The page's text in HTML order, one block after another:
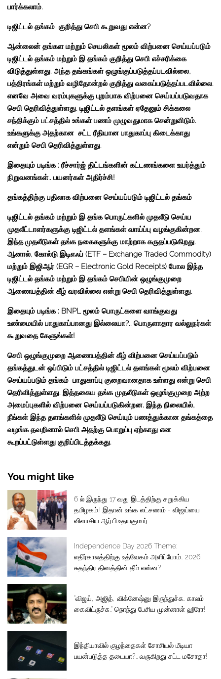
பார்க்கலாம்.
டிஜிட்டல் தங்கம் குறித்து செபி கூறுவது என்ன?
ஆன்லைன் தங்கள மற்றும் செயலிகள் மூலம் விற்பனை செய்யப்படும்
டிஜிட்டல் தங்கம் மற்றும் இ தங்கம் குறித்து செபி எச்சரிக்கை
விடுத்துள்ளது. அந்த தங்கங்கள் ஒழுங்குப்படுத்தப்படவில்லை,
பத்திரங்கள் மற்றும் வழிதோன்றல் குறித்து வகைப்படுத்தப்படவில்லை.
எனவே அவை வரம்புகளுக்கு புறம்பாக விற்பனை செய்யப்படுவதாக
செபி தெரிவித்துள்ளது. டிஜிட்டல் தளங்கள் ஏதேனும் சிக்கலை
சந்திக்கும் பட்சத்தில் உங்கள் பணம் முழுவதுமாக சென்றுவிடும்.
உங்களுக்கு அதற்கான சட்ட ரீதியான பாதுகாப்பு கிடைக்காது
என்றும் செபி தெரிவித்துள்ளது.
இதையும் படிங்க : ரீச்சார்ஜ் திட்டங்களின் கட்டணங்களை உயர்த்தும்
நிறுவனங்கள்.. பயனர்கள் அதிர்ச்சி!
தங்கத்திற்கு பதிலாக விற்பனை செய்யப்படும் டிஜிட்டல் தங்கம்
டிஜிட்டல் தங்கம் மற்றும் இ தங்க பொருட்களில் முதலீடு செய்ய
முதலீட்டாளர்களுக்கு டிஜிட்டல் தளங்கள் வாய்ப்பு வழங்குகின்றன.
இந்த முதலீடுகள் தங்க நகைகளுக்கு மாற்றாக கருதப்படுகிறது.
ஆனால், கோல்டு இடிஎஃப் (ETF – Exchange Traded Commodity)
மற்றும் இஜிஆர் (EGR – Electronic Gold Receipts) போல இந்த
டிஜிட்டல் தங்கம் மற்றும் இ தங்கம் செபியின் ஒழுங்குமுறை
ஆணையத்தின் கீழ் வரவில்லை என்று செபி தெரிவித்துள்ளது.
இதையும் படிங்க : BNPL மூலம் பொருட்களை வாங்குவது
உண்மையில் பாதுகாப்பானது இல்லையா?.. பொருளாதார வல்லுநர்கள்
கூறுவதை கேளுங்கள்!
செபி ஒழுங்குமுறை ஆணையத்தின் கீழ் விற்பனை செய்யப்படும்
தங்கத்துடன் ஒப்பிடும் பட்சத்தில் டிஜிட்டல் தளங்கள் மூலம் விற்பனை
செய்யப்படும் தங்கம் பாதுகாப்பு குறைவானதாக உள்ளது என்று செபி
தெரிவித்துள்ளது. இத்தகைய தங்க முதலீடுகள் ஒழுங்குமுறை அற்ற
அமைப்புகளில் விற்பனை செய்யப்படுகின்றன. இந்த நிலையில்,
நீங்கள் இந்த தளங்களில் முதலீடு செய்யும் பணத்துக்கான தங்கத்தை
வழங்க தவறினால் செபி அதற்கு பொறுப்பு ஏற்காது என
கூறப்பட்டுள்ளது குறிப்பிடத்தக்கது.
You might like
6 ல் இருந்து 17 வது இடத்திற்கு சறுக்கிய
தமிழகம்.! இதான் உங்க லட்சணம் - விஜய்யை
விளாசிய ஆர்.பி.உதயகுமார்
Independence Day 2026 Theme:
எதிர்காலத்திற்கு உத்வேகம் அளிப்போம்.. 2026
சுதந்திர தினத்தின் தீம் என்ன?
"விஜய், அஜித், விக்னேஷ்னு இருந்துச்சு.. காலம்
கைவிட்ருச்சு.." நொந்து பேசிய முன்னாள் ஹீரோ!
இந்தியாவில் குழந்தைகள் சோசியல் மீடியா
பயன்படுத்த தடையா?.. வருகிறது சட்ட மசோதா!